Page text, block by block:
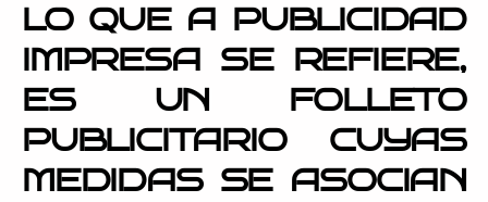
LO QUE A PUBLICIDAD
IMPRESA SE REFIERE,
ES UN FOLLETO
PUBLICITARIO CUYAS
MEDIDAS SE ASOCIAN